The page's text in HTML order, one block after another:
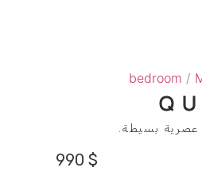
bedroom /
عصرية بسيطة.
990 $